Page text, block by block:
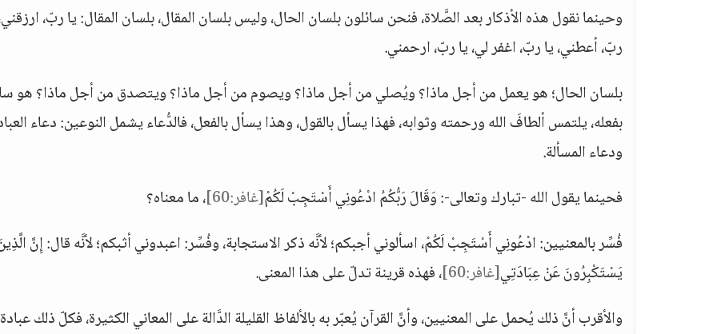
وحينما نقول هذه الأذكار بعد الصَّلاة، فنحن سائلون بلسان الحال، وليس بلسان المقال، بلسان المقال: يا ربّ،
ربّ، أعطني، يا ربّ، اغفر لي، يا ربّ، ارحمني.
بلسان الحال؛ هو يعمل من أجل ماذا؟ ويُصلي من أجل ماذا؟ ويصوم من أجل ماذا؟ ويتصدق من أجل ماذا؟ هو
بفعله، يلتمس ألطافَ الله ورحمته وثوابه، فهذا يسأل بالقول، وهذا يسأل بالفعل، فالدُّعاء يشمل النوعين: دعاء
ودعاء المسألة.
فحينما يقول الله -تبارك وتعالى-: وَقَالَ رَبُّكُمُ ادْعُونِي أَسْتَجِبْ لَكُمْ[غافر:60]
، ما معناه؟
فُسِّر بالمعنيين: ادْعُونِي أَسْتَجِبْ لَكُمْ، اسألوني أجبكم؛ لأنَّه ذكر الاستجابة، وفُسِّر: اعبدوني أثبكم؛ لأنَّه قال: إِنَّ
يَسْتَكْبِرُونَ عَنْ عِبَادَتِي[غافر:60]
، فهذه قرينة تدلّ على هذا المعنى.
والأقرب أنَّ ذلك يُحمل على المعنيين، وأنَّ القرآن يُعبّر به بالألفاظ القليلة الدَّالة على المعاني الكثيرة، فكلّ ذلك